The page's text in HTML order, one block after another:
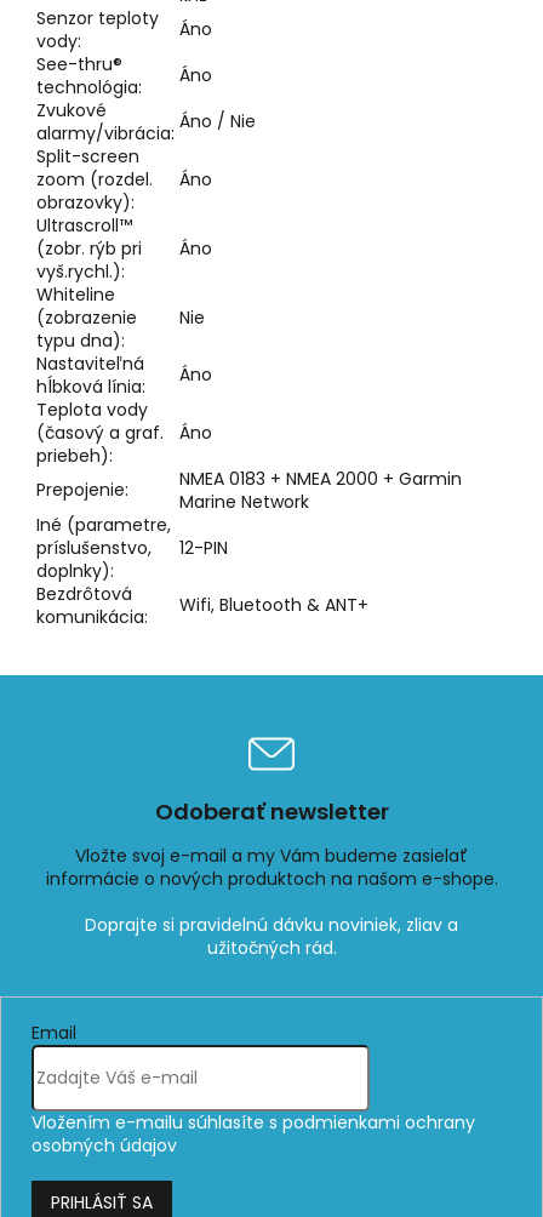
Senzor teploty
vody:
Áno
See-thru®
technológia:
Áno
Zvukové
alarmy/vibrácia: Áno / Nie
Split-screen
zoom (rozdel.
obrazovky):
Áno
Ultrascroll™
(zobr. rýb pri
vyš.rychl.):
Áno
Whiteline
(zobrazenie
typu dna):
Nie
Nastaviteľná
hĺbková línia:
Áno
Teplota vody
(časový a graf.
priebeh):
Áno
Prepojenie:
NMEA 0183 + NMEA 2000 + Garmin
Marine Network
Iné (parametre,
príslušenstvo,
doplnky):
12-PIN
Bezdrôtová
komunikácia:
Wifi, Bluetooth & ANT+
Odoberať newsletter
Vložte svoj e-mail a my Vám budeme zasielať
informácie o nových produktoch na našom e-shope.
Email
Vložením e-mailu súhlasíte s podmienkami ochrany
osobných údajov
PRIHLÁSIŤ SA